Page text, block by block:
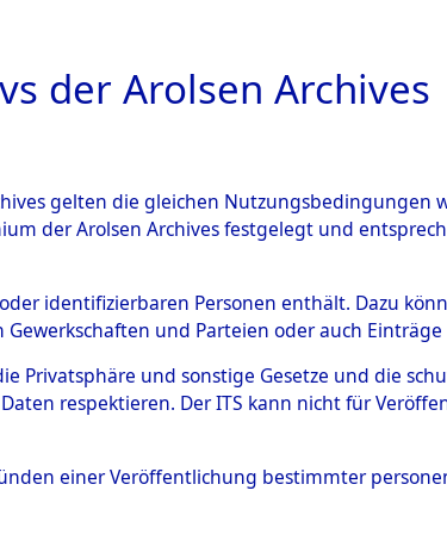
ÜBERSICHT BILD
unbekannte
Todesopfer aus
Grabstätten.→
der Arolsen Archives
gelten die gleichen Nutzungsbedingungen
der Arolsen Archives festgelegt und
identifizierbaren Personen enthält. Dazu
und Parteien oder auch
Privatsphäre und sonstige Gesetze und die
respektieren. Der ITS kann nicht für
einer Veröffentlichung bestimmter